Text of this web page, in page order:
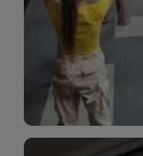
To miejsce